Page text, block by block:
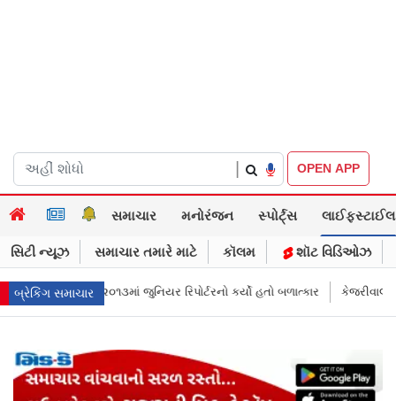
OPEN APP
સમાચાર મનોરંજન સ્પોર્ટ્સ લાઈફસ્ટાઈલ
સિટી ન્યૂઝ સમાચાર તમારે માટે કૉલમ શૉટ વિડિઓઝ
બ્રેકિંગ સમાચાર
કર્યો હતો બળાત્કાર કેજરીવાલનું ઇન્સ્ટાગ્રામ એકાઉન્ટ ભારતમાં